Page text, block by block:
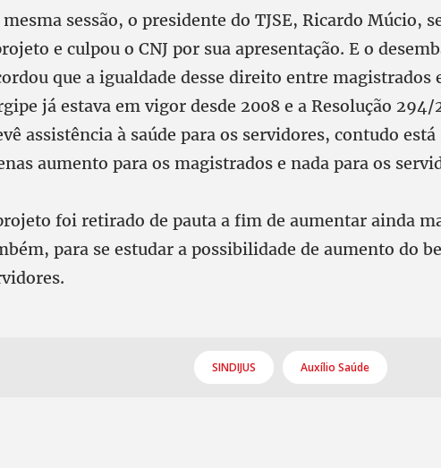
mesma sessão, o presidente do TJSE, Ricardo Múcio,
e culpou o CNJ por sua apresentação. E o
que a igualdade desse direito entre magistrados
já estava em vigor desde 2008 e a Resolução 294/
assistência à saúde para os servidores, contudo
aumento para os magistrados e nada para os
foi retirado de pauta a fim de aumentar ainda
para se estudar a possibilidade de aumento do
SINDIJUS Auxílio Saúde